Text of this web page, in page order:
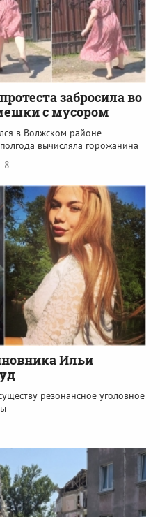
забросила во
с мусором
в Волжском районе
вычисляла горожанина
8
Ильи
резонансное уголовное